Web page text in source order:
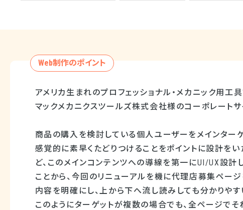
Web制作のポイント
アメリカ生まれのプロフェッショナル・メカニック用工
マックメカニクスツールズ株式会社様のコーポレートサ
商品の購入を検討している個人ユーザーをメインター
感覚的に素早くたどりつけることをポイントに設計を
ど、このメインコンテンツへの導線を第一にUI/UX設計
ことから、今回のリニューアルを機に代理店募集ペー
内容を明確にし、上から下へ流し読みしても分かりや
このようにターゲットが複数の場合でも、全ページで